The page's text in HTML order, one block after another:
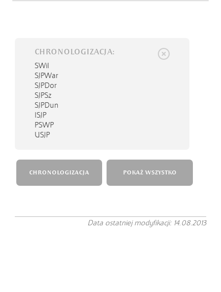
CHRONOLOGIZACJA:
SWil
SJPWar
SJPDor
SJPSz
SJPDun
ISJP
PSWP
USJP
CHRONOLOGIZACJA POKAŻ WSZYSTKO
Data ostatniej modyfikacji: 14.08.2013